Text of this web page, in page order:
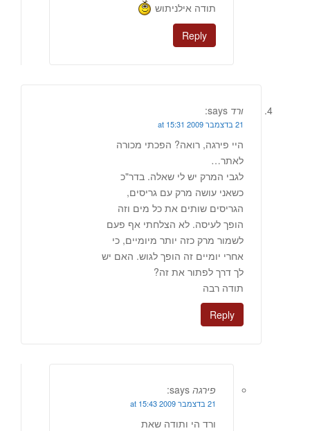
תודה אילניתוש
Reply
ורד says:
21 בדצמבר 2009 at 15:31
היי פירגה, רואה? הפכתי מכורה
לאתר…
לגבי המרק יש לי שאלה. בדר"כ
כשאני עושה מרק עם גריסים,
הגריסים שותים את כל מים וזה
הופך לעיסה. לא הצלחתי אף פעם
לשמור מרק כזה יותר מיומיים, כי
אחרי יומיים זה הופך לגוש. האם יש
לך דרך לפתור את זה?
תודה רבה
Reply
פירגה says:
21 בדצמבר 2009 at 15:43
ורד הי ותודה שאת